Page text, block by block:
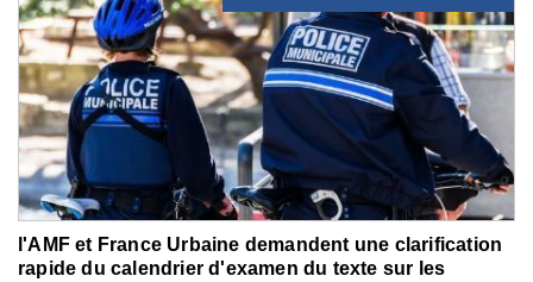
l'AMF et France Urbaine demandent une clarification
rapide du calendrier d'examen du texte sur les